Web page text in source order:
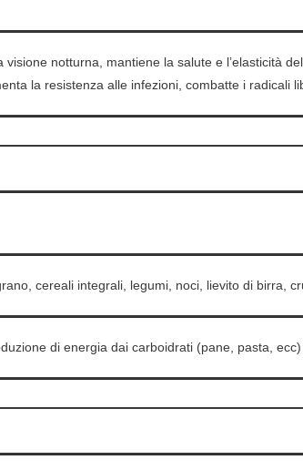
visione notturna, mantiene la salute e l’elasticità
la resistenza alle infezioni, combatte i radicali
cereali integrali, legumi, noci, lievito di birra,
di energia dai carboidrati (pane, pasta, ecc)